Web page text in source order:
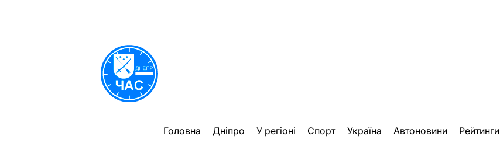
вмісту
Головна Дніпро У регіоні Спорт Україна Автоновини Рейтинги